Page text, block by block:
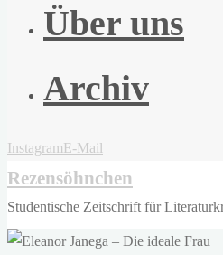
Über uns
Archiv
InstagramE-Mail
Rezensöhnchen
Studentische Zeitschrift für